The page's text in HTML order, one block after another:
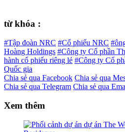
từ khóa :
#Tập đoàn NRC #Cổ phiếu NRC
Hoàng Holdings #Công ty Cổ phần
hành cổ phiếu riêng lẻ #Công ty Cổ
Quốc gia
Chia sẻ qua Facebook Chia sẻ qua
Chia sẻ qua Telegram Chia sẻ qua
Xem thêm